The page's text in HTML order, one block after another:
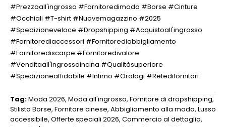
#Prezzoall'ingrosso #Fornitoredimoda #Borse #Cinture
#Occhiali #T-shirt #Nuovemagazzino #2025
#Spedizioneveloce #Dropshipping #Acquistoall'ingrosso
#Fornitorediaccessori #Fornitorediabbigliamento
#Fornitorediscarpe #Fornitoredivalore
#Venditaall'ingrossoincina #Qualitàsuperiore
#Spedizioneaffidabile #Intimo #Orologi #Retedifornitori
Tag:Moda 2026, Moda all'ingrosso, Fornitore di dropshipping,
Stilista Borse, Fornitore cinese, Abbigliamento alla moda, Lusso
accessibile, Offerte speciali 2026, Commercio al dettaglio,